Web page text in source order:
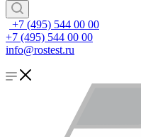
+7 (495) 544 00 00
+7 (495) 544 00 00
info@rostest.ru